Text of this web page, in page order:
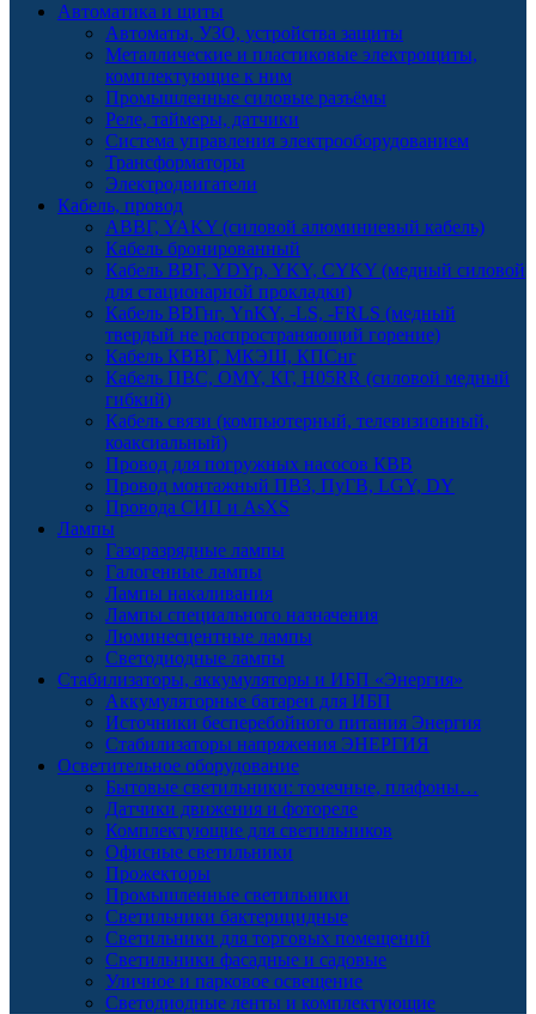
Автоматика и щиты
Автоматы, УЗО, устройства защиты
Металлические и пластиковые электрощиты,
комплектующие к ним
Промышленные силовые разъёмы
Реле, таймеры, датчики
Система управления электрооборудованием
Трансформаторы
Электродвигатели
Кабель, провод
АВВГ, YAKY (силовой алюминиевый кабель)
Кабель бронированный
Кабель ВВГ, YDYp, YKY, CYKY (медный силовой
для стационарной прокладки)
Кабель ВВГнг, YnKY, -LS, -FRLS (медный
твердый не распространяющий горение)
Кабель КВВГ, МКЭШ, КПСнг
Кабель ПВС, OMY, КГ, H05RR (силовой медный
гибкий)
Кабель связи (компьютерный, телевизионный,
коаксиальный)
Провод для погружных насосов КВВ
Провод монтажный ПВЗ, ПуГВ, LGY, DY
Провода СИП и AsXS
Лампы
Газоразрядные лампы
Галогенные лампы
Лампы накаливания
Лампы специального назначения
Люминесцентные лампы
Светодиодные лампы
Стабилизаторы, аккумуляторы и ИБП «Энергия»
Аккумуляторные батареи для ИБП
Источники бесперебойного питания Энергия
Стабилизаторы напряжения ЭНЕРГИЯ
Осветительное оборудование
Бытовые светильники: точечные, плафоны…
Датчики движения и фотореле
Комплектующие для светильников
Офисные светильники
Прожекторы
Промышленные светильники
Светильники бактерицидные
Светильники для торговых помещений
Светильники фасадные и садовые
Уличное и парковое освещение
Светодиодные ленты и комплектующие